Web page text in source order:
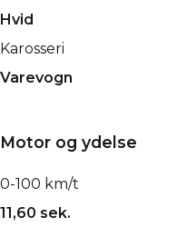
Hvid
Karosseri
Varevogn
Motor og ydelse
0-100 km/t
11,60 sek.